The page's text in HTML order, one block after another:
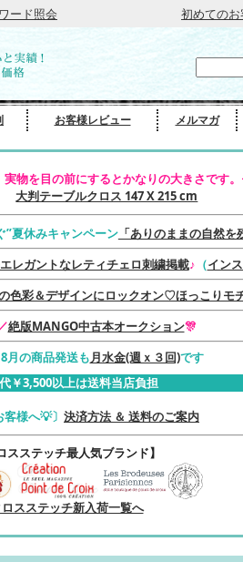
ード照会 初めての
お客様レビュー メルマガ
物を目の前にするとかなりの大きさです
大判テーブルクロス 147 X 215 cm
”夏休みキャンペーン「ありのままの自然を
レガントなレティチェロ刺繍掲載♪ （イン
色彩＆デザインにロックオン♡ほっこりモ
絶版MANGO中古本オークション🎊
8月の商品発送も月水金(週ｘ３回)です
￥3,500以上は送料当店負担
客様へ💡〕 決済方法 ＆ 送料のご案内
スステッチ最人気ブランド】
スステッチ新入荷一覧へ